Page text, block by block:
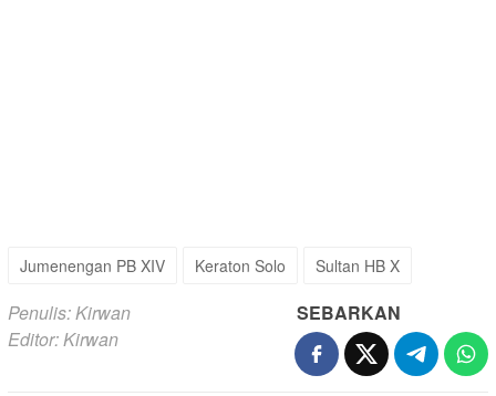
Jumenengan PB XIV Keraton Solo Sultan HB X
Penulis: Kirwan
Editor: Kirwan
SEBARKAN